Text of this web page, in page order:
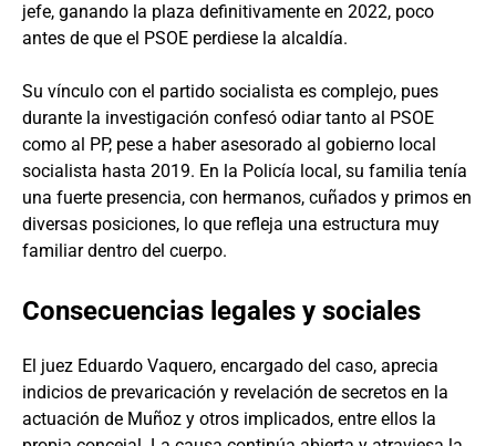
jefe, ganando la plaza definitivamente en 2022, poco
antes de que el PSOE perdiese la alcaldía.
Su vínculo con el partido socialista es complejo, pues
durante la investigación confesó odiar tanto al PSOE
como al PP, pese a haber asesorado al gobierno local
socialista hasta 2019. En la Policía local, su familia tenía
una fuerte presencia, con hermanos, cuñados y primos en
diversas posiciones, lo que refleja una estructura muy
familiar dentro del cuerpo.
Consecuencias legales y sociales
El juez Eduardo Vaquero, encargado del caso, aprecia
indicios de prevaricación y revelación de secretos en la
actuación de Muñoz y otros implicados, entre ellos la